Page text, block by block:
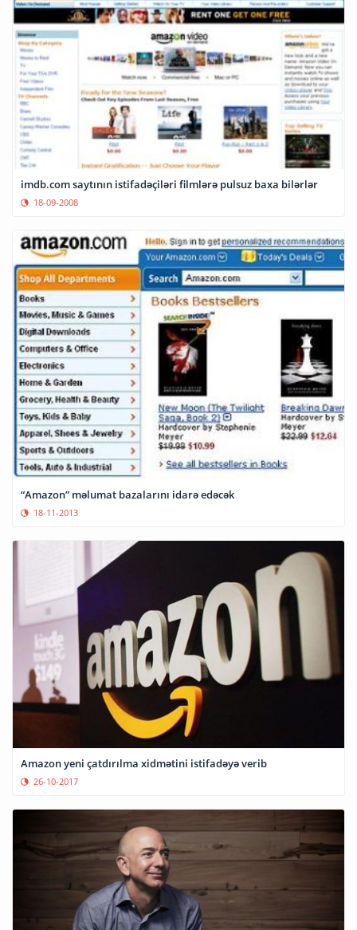
imdb.com saytının istifadəçiləri filmlərə pulsuz baxa bilərlər
18-09-2008
“Amazon” məlumat bazalarını idarə edəcək
18-11-2013
Amazon yeni çatdırılma xidmətini istifadəyə verib
26-10-2017